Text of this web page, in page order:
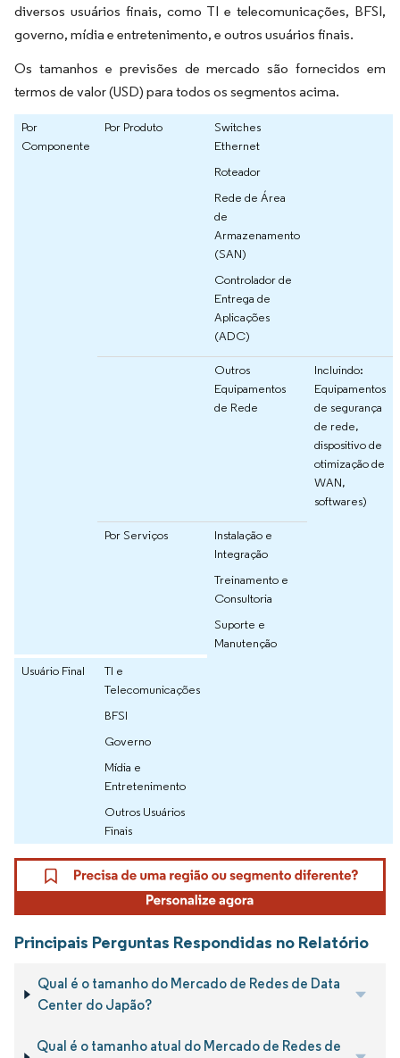
diversos usuários finais, como TI e telecomunicações, BFSI,
governo, mídia e entretenimento, e outros usuários finais.
Os tamanhos e previsões de mercado são fornecidos em
termos de valor (USD) para todos os segmentos acima.
Por
Componente
Por Produto
Switches
Ethernet
Roteador
Rede de Área
de
Armazenamento
(SAN)
Controlador de
Entrega de
Aplicações
(ADC)
Outros
Equipamentos
de Rede
Incluindo:
Equipamentos
de segurança
de rede,
dispositivo de
otimização de
WAN,
softwares)
Por Serviços
Instalação e
Integração
Treinamento e
Consultoria
Suporte e
Manutenção
Usuário Final
TI e
Telecomunicações
BFSI
Governo
Mídia e
Entretenimento
Outros Usuários
Finais
Principais Perguntas Respondidas no Relatório
Qual é o tamanho do Mercado de Redes de Data
Center do Japão?
Qual é o tamanho atual do Mercado de Redes de